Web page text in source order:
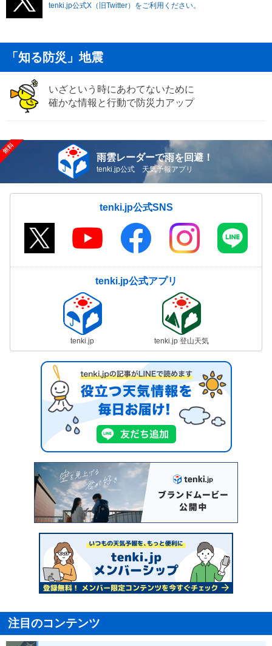
tenki.jp公式X（旧Twitter）をご利用ください。
「知る防災」地震
いざという時にあわてないために
確かな情報と行動で防災力アップ
雨雲レーダーで雨を回避！
tenki.jp公式 天気予報アプリ
tenki.jp公式SNS
tenki.jp公式アプリ
tenki.jp tenki.jp 登山天気
注目のコンテンツ